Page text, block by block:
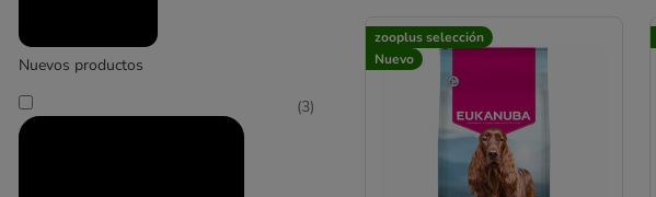
Nuevos productos
(3)
zooplus selección
Nuevo